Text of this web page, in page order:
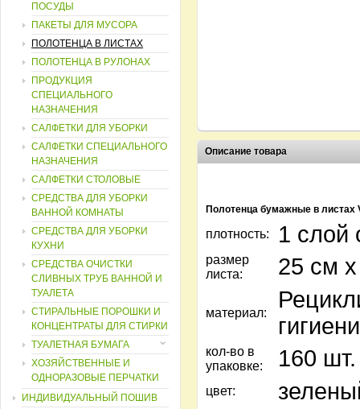
Описание товара
Полотенца бумажные в
плотность: 1 слой
размер
листа:
25 см
материал:
кол-во в
упаковке:
160 шт.
цвет:
ПОСУДЫ
ПАКЕТЫ ДЛЯ МУСОРА
ПОЛОТЕНЦА В ЛИСТАХ
ПОЛОТЕНЦА В РУЛОНАХ
ПРОДУКЦИЯ
СПЕЦИАЛЬНОГО
НАЗНАЧЕНИЯ
САЛФЕТКИ ДЛЯ УБОРКИ
САЛФЕТКИ СПЕЦИАЛЬНОГО
НАЗНАЧЕНИЯ
САЛФЕТКИ СТОЛОВЫЕ
СРЕДСТВА ДЛЯ УБОРКИ
ВАННОЙ КОМНАТЫ
СРЕДСТВА ДЛЯ УБОРКИ
КУХНИ
СРЕДСТВА ОЧИСТКИ
СЛИВНЫХ ТРУБ ВАННОЙ И
ТУАЛЕТА
СТИРАЛЬНЫЕ ПОРОШКИ И
КОНЦЕНТРАТЫ ДЛЯ СТИРКИ
ТУАЛЕТНАЯ БУМАГА
ХОЗЯЙСТВЕННЫЕ И
ОДНОРАЗОВЫЕ ПЕРЧАТКИ
ИНДИВИДУАЛЬНЫЙ ПОШИВ